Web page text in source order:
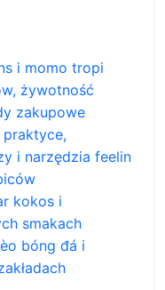
i momo tropi
żywotność
zakupowe
praktyce,
i narzędzia feelin
kokos i
smakach
bóng đá i